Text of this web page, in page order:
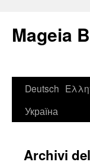
Mageia
Deutsch
Україна
Archivi